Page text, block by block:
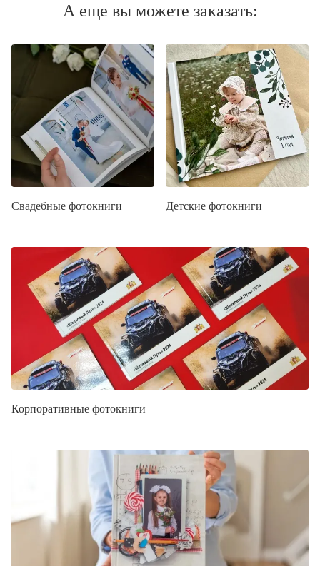
А еще вы можете заказать:
Свадебные фотокниги Детские фотокниги
Корпоративные фотокниги